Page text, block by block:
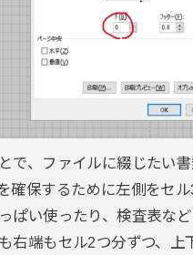
で、ファイルに綴じたい
確保するために左側をセ
ぱい使ったり、検査表な
右端もセル2つ分ずつ、上